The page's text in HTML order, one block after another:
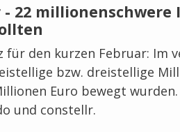
22 millionenschwere
für den kurzen Februar: Im
bzw. dreistellige
Euro bewegt
und constellr.